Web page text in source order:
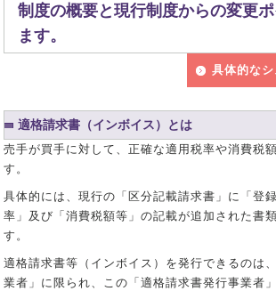
制度の概要と現行制度からの変更
ます。
具体的な
適格請求書（インボイス）とは
売手が買手に対して、正確な適用税率や消費税
す。
具体的には、現行の「区分記載請求書」に「登
率」及び「消費税額等」の記載が追加された書
す。
適格請求書等（インボイス）を発行できるのは
業者」に限られ、この「適格請求書発行事業者